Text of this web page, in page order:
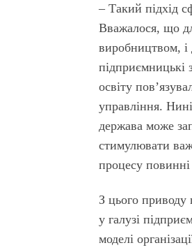
– Такий підхід
Вважалося, що
виробництвом, і
підприємницькі
освіту
управління.
держава може
стимулювати
процесу повинні
З цього приводу
у галузі
моделі